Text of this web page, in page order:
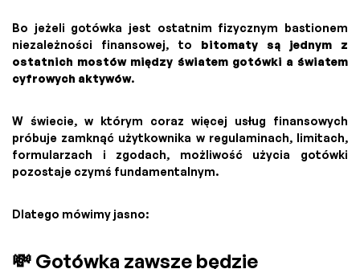
Bo jeżeli gotówka jest ostatnim fizycznym bastionem
niezależności finansowej, to bitomaty są jednym z
ostatnich mostów między światem gotówki a światem
cyfrowych aktywów.
W świecie, w którym coraz więcej usług finansowych
próbuje zamknąć użytkownika w regulaminach, limitach,
formularzach i zgodach, możliwość użycia gotówki
pozostaje czymś fundamentalnym.
Dlatego mówimy jasno:
💸 Gotówka zawsze będzie